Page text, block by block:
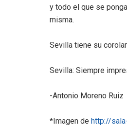
y todo el que se
misma.
Sevilla tiene su
Sevilla: Siempre
-Antonio Moreno Ruiz
*Imagen de http://